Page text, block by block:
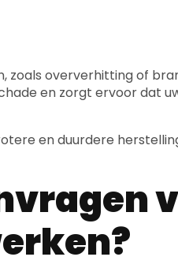
zoals oververhitting of
en zorgt ervoor dat
en duurdere